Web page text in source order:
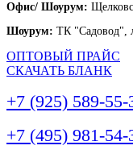
Офис/ Шоурум:
Шоурум: ТК "Садовод",
ОПТОВЫЙ ПРАЙС
СКАЧАТЬ БЛАНК
+7 (925) 589-55-
+7 (495) 981-54-